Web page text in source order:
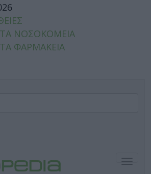
ΝΟΣΟΚΟΜΕΙΑ
ΦΑΡΜΑΚΕΙΑ